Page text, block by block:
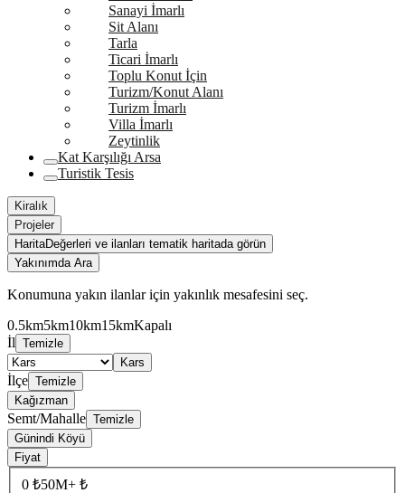
Sanayi İmarlı
Sit Alanı
Tarla
Ticari İmarlı
Toplu Konut İçin
Turizm/Konut Alanı
Turizm İmarlı
Villa İmarlı
Zeytinlik
Kat Karşılığı Arsa
Turistik Tesis
Kiralık
Projeler
HaritaDeğerleri ve ilanları tematik haritada görün
Yakınımda Ara
Konumuna yakın ilanlar için yakınlık mesafesini seç.
0.5km5km10km15kmKapalı
İl Temizle
Kars
İlçe Temizle
Kağızman
Semt/Mahalle Temizle
Günindi Köyü
Fiyat
0 ₺50M+ ₺